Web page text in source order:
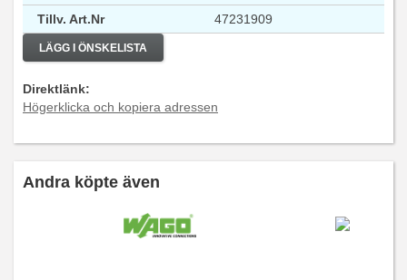
Tillv. Art.Nr
47231909
LÄGG I ÖNSKELISTA
Direktlänk:
Högerklicka och kopiera adressen
Andra köpte även